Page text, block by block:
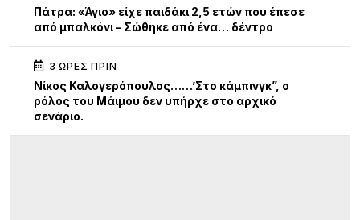
Πάτρα: «Άγιο» είχε παιδάκι 2,5 ετών που έπεσε
από μπαλκόνι – Σώθηκε από ένα… δέντρο
3 ΏΡΕΣ ΠΡΙΝ
Νίκος Καλογερόπουλος……’Στο κάμπινγκ”, ο
ρόλος του Μάιμου δεν υπήρχε στο αρχικό
σενάριο.